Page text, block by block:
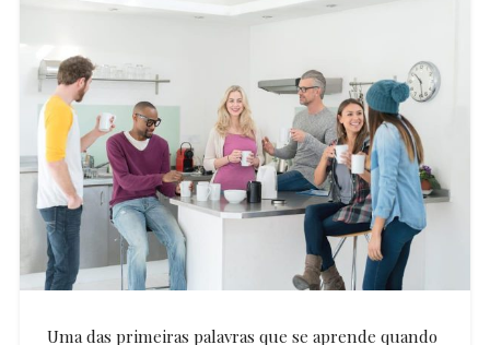
Uma das primeiras palavras que se aprende quando